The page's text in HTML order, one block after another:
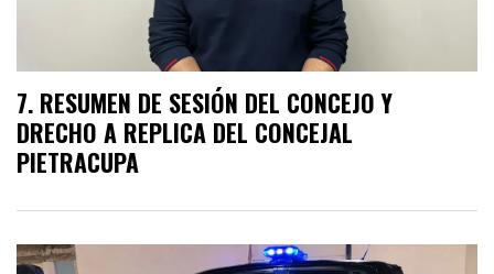
RESUMEN DE SESIÓN DEL CONCEJO Y
DRECHO A REPLICA DEL CONCEJAL
PIETRACUPA